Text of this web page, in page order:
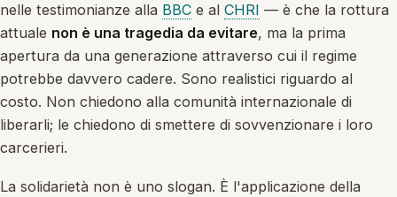
nelle testimonianze alla BBC e al CHRI — è che la rottura
attuale non è una tragedia da evitare, ma la prima
apertura da una generazione attraverso cui il regime
potrebbe davvero cadere. Sono realistici riguardo al
costo. Non chiedono alla comunità internazionale di
liberarli; le chiedono di smettere di sovvenzionare i loro
carcerieri.
La solidarietà non è uno slogan. È l'applicazione della